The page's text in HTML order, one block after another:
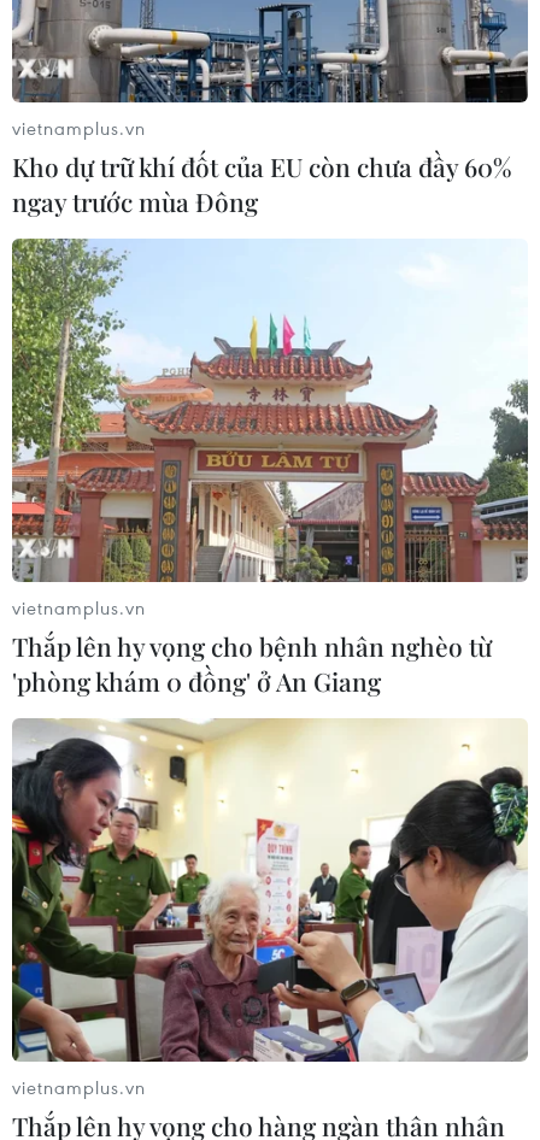
TIN CÙNG CHUYÊN MỤC
Việt Nam hướng tới trở
thành trung tâm văn hóa và sáng tạo
hàng đầu khu vực
06/08/2026 23:33
vietnamplus.vn
Kho dự trữ khí đốt của EU còn chưa đầy 60%
ngay trước mùa Đông
vietnamplus.vn
Thắp lên hy vọng cho bệnh nhân nghèo từ
'phòng khám 0 đồng' ở An Giang
vietnamplus.vn
Thắp lên hy vọng cho hàng ngàn thân nhân